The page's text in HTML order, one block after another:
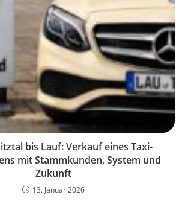
bis Lauf: Verkauf eines Taxi-
mit Stammkunden, System und
Zukunft
13. Januar 2026